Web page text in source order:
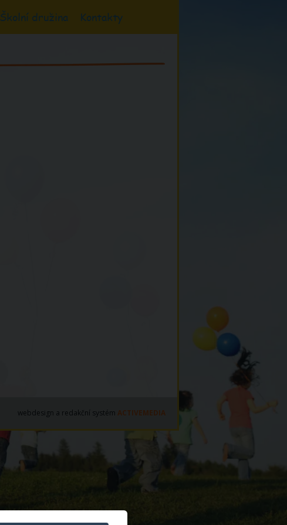
Školní družina Kontakty
webdesign a redakční systém ACTIVEMEDIA